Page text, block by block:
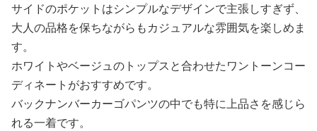
サイドのポケットはシンプルなデザインで主張しすぎず、
大人の品格を保ちながらもカジュアルな雰囲気を楽しめま
す。
ホワイトやベージュのトップスと合わせたワントーンコー
ディネートがおすすめです。
バックナンバーカーゴパンツの中でも特に上品さを感じら
れる一着です。